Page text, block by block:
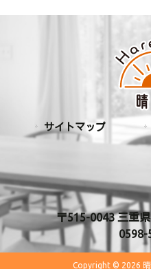
サイトマップ
〒515-0043 三重
0598-
Copyright © 2026